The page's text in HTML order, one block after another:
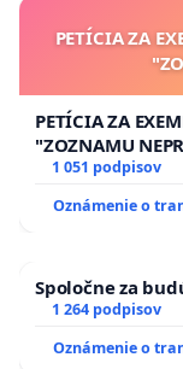
PETÍCIA ZA
PETÍCIA ZA
"ZOZNAMU
1 051 podpisov
Oznámenie o
Spoločne za
1 264 podpisov
Oznámenie o